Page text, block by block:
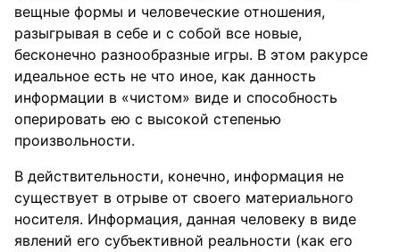
вещные формы и человеческие отношения,
разыгрывая в себе и с собой все новые,
бесконечно разнообразные игры. В этом ракурсе
идеальное есть не что иное, как данность
информации в «чистом» виде и способность
оперировать ею с высокой степенью
произвольности.
В действительности, конечно, информация не
существует в отрыве от своего материального
носителя. Информация, данная человеку в виде
явлений его субъективной реальности (как его